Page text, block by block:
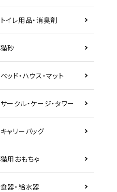
トイレ用品・消臭剤
猫砂
ベッド・ハウス・マット
サークル・ケージ・タワー
キャリーバッグ
猫用おもちゃ
食器・給水器